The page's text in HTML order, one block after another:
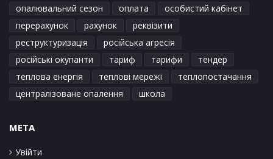
опалювальний сезон
оплата
особистий кабінет
перерахунок
рахунок
реквізити
реструктуризація
російська агресія
російські окупанти
тариф тарифи
тендер
теплова енергія
теплові мережі
теплопостачання
централізоване опалення
школа
META
Увійти